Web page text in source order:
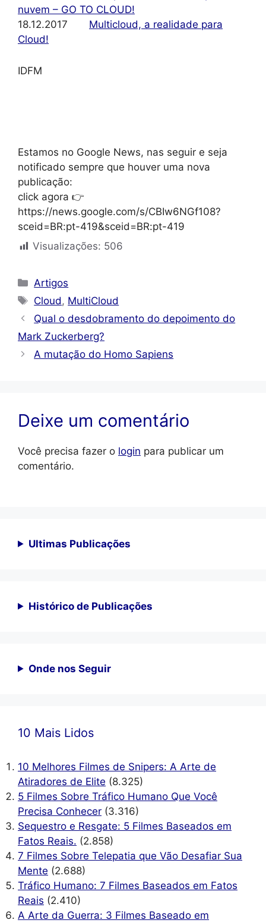
nuvem – GO TO CLOUD!
18.12.2017
Multicloud, a realidade para
Cloud!
IDFM
Estamos no Google News, nas seguir e seja
notificado sempre que houver uma nova
publicação:
click agora 👉
https://news.google.com/s/CBIw6NGf108?
sceid=BR:pt-419&sceid=BR:pt-419
Visualizações: 506
Categorias
Artigos
Tags
Cloud, MultiCloud
Qual o desdobramento do depoimento do
Mark Zuckerberg?
A mutação do Homo Sapiens
Deixe um comentário
Você precisa fazer o login para publicar um
comentário.
Ultimas Publicações
Histórico de Publicações
Onde nos Seguir
10 Mais Lidos
10 Melhores Filmes de Snipers: A Arte de
Atiradores de Elite (8.325)
5 Filmes Sobre Tráfico Humano Que Você
Precisa Conhecer (3.316)
Sequestro e Resgate: 5 Filmes Baseados em
Fatos Reais. (2.858)
7 Filmes Sobre Telepatia que Vão Desafiar Sua
Mente (2.688)
Tráfico Humano: 7 Filmes Baseados em Fatos
Reais (2.410)
A Arte da Guerra: 3 Filmes Baseado em